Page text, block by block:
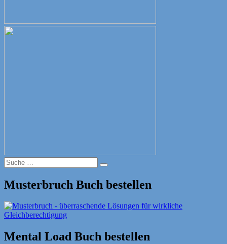
Suche
nach:
Suche
Musterbruch Buch bestellen
Mental Load Buch bestellen